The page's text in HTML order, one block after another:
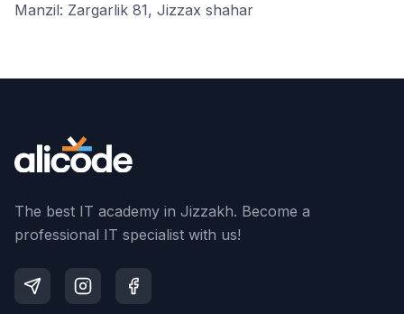
Manzil: Zargarlik 81, Jizzax shahar
The best IT academy in Jizzakh. Become a
professional IT specialist with us!